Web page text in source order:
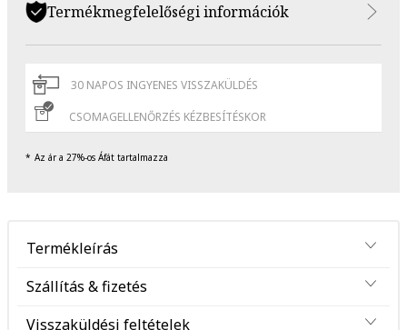
Termékmegfelelőségi információk
30 NAPOS INGYENES VISSZAKÜLDÉS
CSOMAGELLENŐRZÉS KÉZBESÍTÉSKOR
Az ár a 27%-os Áfát tartalmazza
Termékleírás
Szállítás & fizetés
Visszaküldési feltételek